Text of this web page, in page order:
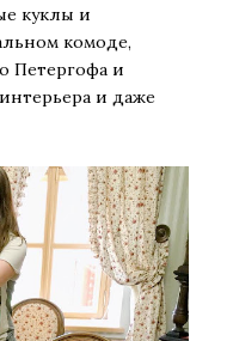
куклы и
комоде,
Петергофа и
и даже